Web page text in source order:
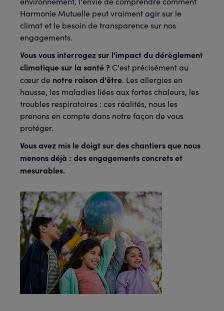
Harmonie Mutuelle peut vraiment agir sur le
climat et le besoin de transparence sur nos
engagements.
Vous vous interrogez sur l'impact du dérèglement
climatique sur la santé ? C'est précisément au
cœur de notre raison d'être. Les allergies en
hausse, les maladies liées aux fortes chaleurs, les
troubles respiratoires : ces réalités, nous les
prenons en compte dans notre façon de vous
protéger.
Vous avez mis le doigt sur des chantiers que nous
menons déjà : des engagements concrets et
mesurables.